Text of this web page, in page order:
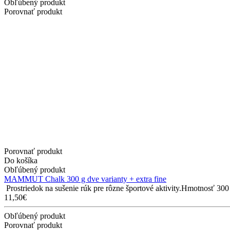
Obľúbený produkt
Porovnať produkt
Porovnať produkt
Do košíka
Obľúbený produkt
MAMMUT Chalk 300 g dve varianty + extra fine
Prostriedok na sušenie rúk pre rôzne športové aktivity.Hmotnosť
11,50€
Obľúbený produkt
Porovnať produkt